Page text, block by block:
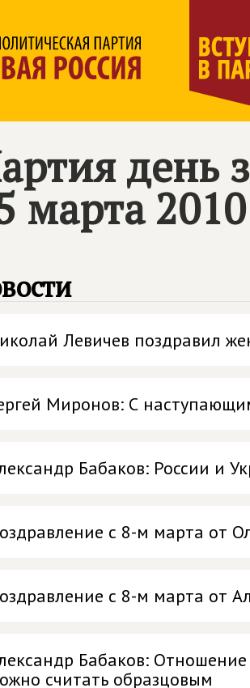
день
марта 2010
Левичев поздравил
Миронов: С
Бабаков: России и
с 8-м марта от
с 8-м марта от
Бабаков:
считать образцовым